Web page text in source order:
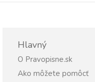
Hlavný
O Pravopisne.sk
Ako môžete pomôcť